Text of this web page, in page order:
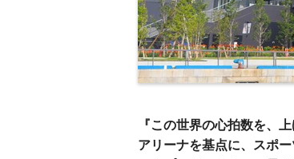
『この世界の心拍数を、
アリーナを基点に、スポ